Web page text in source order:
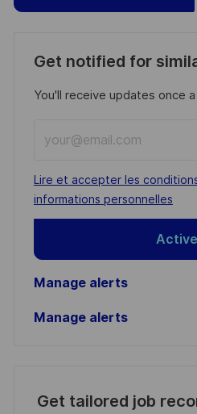
Get notified for
You'll receive updates once
Email
address
(Required)
Required
Lire et accepter les
informations personnelles
Manage alerts
Manage alerts
Get tailored job